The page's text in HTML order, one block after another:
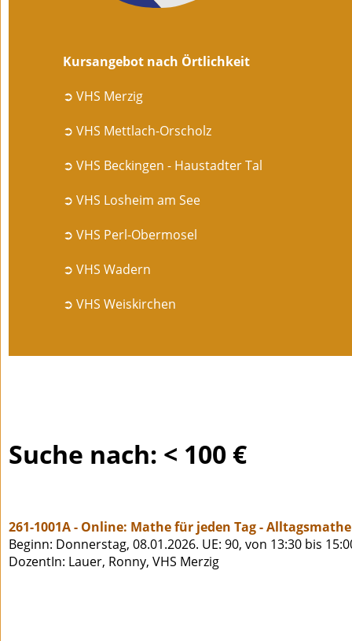
Kursangebot nach Örtlichkeit
➲ VHS Merzig
➲ VHS Mettlach-Orscholz
➲ VHS Beckingen - Haustadter Tal
➲ VHS Losheim am See
➲ VHS Perl-Obermosel
➲ VHS Wadern
➲ VHS Weiskirchen
Suche nach: < 100 €
261-1001A - Online: Mathe für jeden Tag -
Beginn: Donnerstag, 08.01.2026. UE: 90, von 13:30 bis
DozentIn: Lauer, Ronny, VHS Merzig